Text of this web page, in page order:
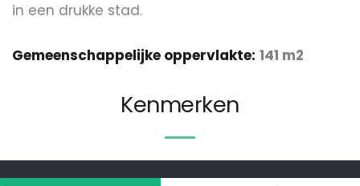
in een drukke stad.
Gemeenschappelijke oppervlakte: 141 m2
Kenmerken